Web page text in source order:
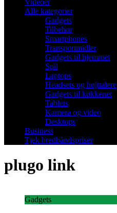
Videoer
Alle kategorier
Gadgets
Tilbehør
Smartphones
Transportmidler
Gadgets til hjemmet
Spil
Laptops
Headsets og højttalere
Gadgets til køkkenet
Tablets
Kamera og video
Desktops
Business
Tjek bredbåndspriser
plugo link
Gadgets